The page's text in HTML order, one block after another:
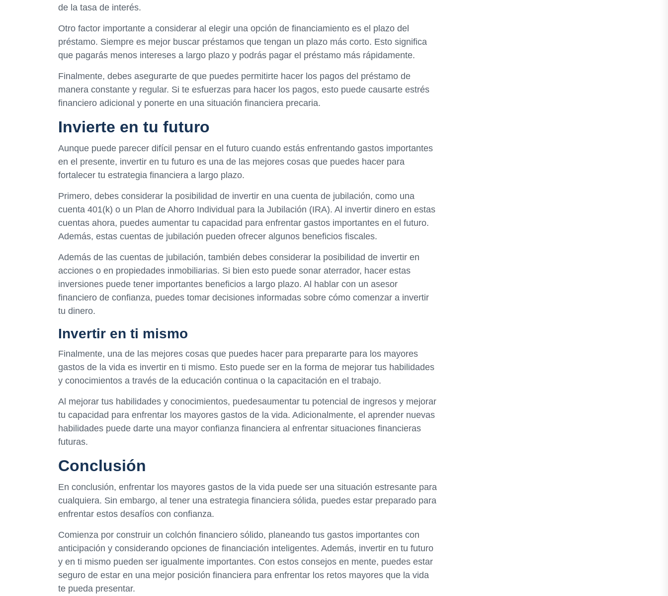
de la tasa de interés.
Otro factor importante a considerar al elegir una opción de financiamiento es el plazo del
préstamo. Siempre es mejor buscar préstamos que tengan un plazo más corto. Esto significa
que pagarás menos intereses a largo plazo y podrás pagar el préstamo más rápidamente.
Finalmente, debes asegurarte de que puedes permitirte hacer los pagos del préstamo de
manera constante y regular. Si te esfuerzas para hacer los pagos, esto puede causarte estrés
financiero adicional y ponerte en una situación financiera precaria.
Invierte en tu futuro
Aunque puede parecer difícil pensar en el futuro cuando estás enfrentando gastos importantes
en el presente, invertir en tu futuro es una de las mejores cosas que puedes hacer para
fortalecer tu estrategia financiera a largo plazo.
Primero, debes considerar la posibilidad de invertir en una cuenta de jubilación, como una
cuenta 401(k) o un Plan de Ahorro Individual para la Jubilación (IRA). Al invertir dinero en estas
cuentas ahora, puedes aumentar tu capacidad para enfrentar gastos importantes en el futuro.
Además, estas cuentas de jubilación pueden ofrecer algunos beneficios fiscales.
Además de las cuentas de jubilación, también debes considerar la posibilidad de invertir en
acciones o en propiedades inmobiliarias. Si bien esto puede sonar aterrador, hacer estas
inversiones puede tener importantes beneficios a largo plazo. Al hablar con un asesor
financiero de confianza, puedes tomar decisiones informadas sobre cómo comenzar a invertir
tu dinero.
Invertir en ti mismo
Finalmente, una de las mejores cosas que puedes hacer para prepararte para los mayores
gastos de la vida es invertir en ti mismo. Esto puede ser en la forma de mejorar tus habilidades
y conocimientos a través de la educación continua o la capacitación en el trabajo.
Al mejorar tus habilidades y conocimientos, puedesaumentar tu potencial de ingresos y mejorar
tu capacidad para enfrentar los mayores gastos de la vida. Adicionalmente, el aprender nuevas
habilidades puede darte una mayor confianza financiera al enfrentar situaciones financieras
futuras.
Conclusión
En conclusión, enfrentar los mayores gastos de la vida puede ser una situación estresante para
cualquiera. Sin embargo, al tener una estrategia financiera sólida, puedes estar preparado para
enfrentar estos desafíos con confianza.
Comienza por construir un colchón financiero sólido, planeando tus gastos importantes con
anticipación y considerando opciones de financiación inteligentes. Además, invertir en tu futuro
y en ti mismo pueden ser igualmente importantes. Con estos consejos en mente, puedes estar
seguro de estar en una mejor posición financiera para enfrentar los retos mayores que la vida
te pueda presentar.